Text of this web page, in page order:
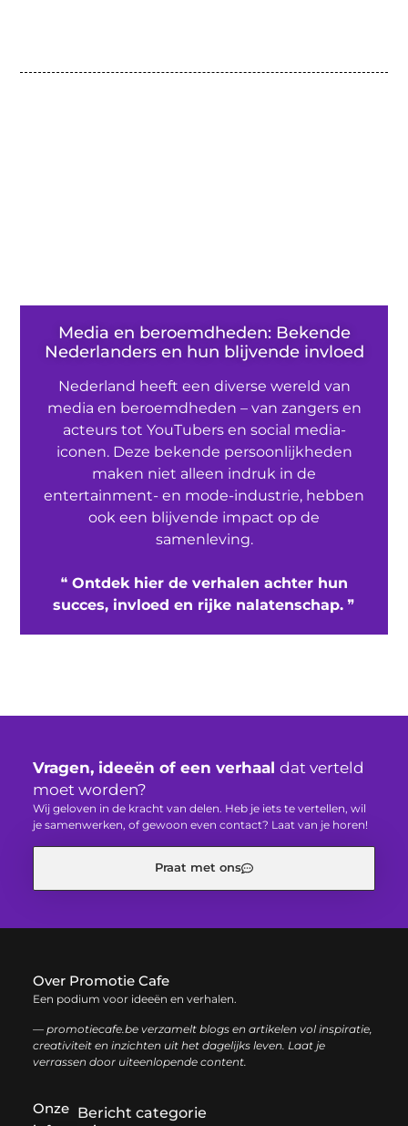
Media en beroemdheden: Bekende
Nederlanders en hun blijvende invloed
Nederland heeft een diverse wereld van
media en beroemdheden – van zangers en
acteurs tot YouTubers en social media-
iconen. Deze bekende persoonlijkheden
maken niet alleen indruk in de
entertainment- en mode-industrie, hebben
ook een blijvende impact op de
samenleving.
❝ Ontdek hier de verhalen achter hun
succes, invloed en rijke nalatenschap. ❞
Vragen, ideeën of een verhaal dat verteld
moet worden?
Wij geloven in de kracht van delen. Heb je iets te vertellen, wil
je samenwerken, of gewoon even contact? Laat van je horen!
Praat met ons
Over Promotie Cafe
Een podium voor ideeën en verhalen.
— promotiecafe.be verzamelt blogs en artikelen vol inspiratie,
creativiteit en inzichten uit het dagelijks leven. Laat je
verrassen door uiteenlopende content.
Onze Bericht categorie